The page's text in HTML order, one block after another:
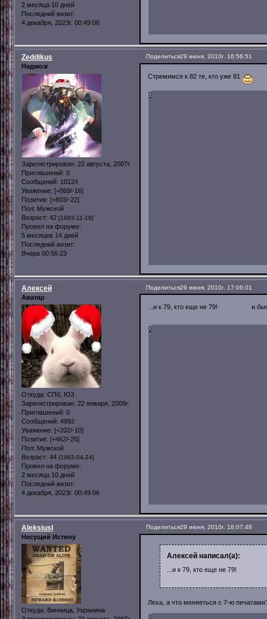
2 месяца 10 дней
Последний визит:
4 декабря, 2023г. 00:49:06
Поделиться29 июня, 2010г. 16:56:51
Zeddikus
Надмозг
Зарегистрирован: 22 августа, 2007г.
Приглашений: 0
Сообщений: 10124
Уважение: [+869/-16]
Позитив: [+803/-22]
Пол: Мужской
Возраст: 42 [1983-11-18]
Провел на форуме:
5 месяцев 14 дней
Последний визит:
Вчера 00:56:23
Стремимся к 82 те, кто уже 81
0
Поделиться29 июня, 2010г. 17:06:01
Алексей
Аватар
Откуда: СПб, ЮЗ
Зарегистрирован: 22 января, 2009г.
Приглашений: 0
Сообщений: 4992
Уважение: [+202/-10]
Позитив: [+462/-25]
Пол: Мужской
Возраст: 44 [1982-04-24]
Провел на форуме:
2 месяца 10 дней
Последний визит:
4 декабря, 2023г. 00:49:06
...и к 79, кто еще не 79! и
0
Поделиться29 июня, 2010г. 18:07:48
AleksiusI
Несущий Истину
Откуда: Винница, Укранина
Алексей написал(а):
...и к 79, кто еще не 79! и
Леха, а что меняеться с 7-ю
0